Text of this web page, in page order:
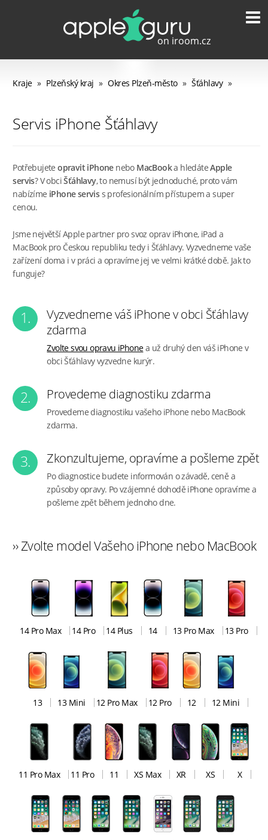
Kraje » Plzeňský kraj » Okres Plzeň-město » Šťáhlavy »
Servis iPhone Šťáhlavy
Potřebujeteopravit iPhonenebo MacBooka hledáteApple
servis? V obciŠťáhlavy, to nemusí být jednoduché, proto vám
nabízíme iPhone serviss profesionálním přístupem a super
cenou.
Jsme největší Apple partner pro svoz oprav iPhone, iPad a
MacBook pro Českou republiku tedy i Šťáhlavy. Vyzvedneme vaše
zařízení doma i v práci a opravíme jej ve velmi krátké době. Jak to
funguje?
1.
Vyzvedneme váš iPhone v obci Šťáhlavy
zdarma
Zvolte svou opravu iPhonea už druhý den váš iPhone v
obci Šťáhlavy vyzvedne kurýr.
2. Provedeme diagnostiku zdarma
Provedeme diagnostiku vašeho iPhone nebo MacBook
zdarma.
3. Zkonzultujeme, opravíme a pošleme zpět
Po diagnostice budete informován o závadě, ceně a
způsoby opravy. Po vzájemné dohodě iPhone opravíme a
pošleme zpět během jednoho dne.
›› Zvolte model Vašeho iPhone nebo MacBook
14 Pro Max 14 Pro 14 Plus 14 13 Pro Max 13 Pro
13 13 Mini 12 Pro Max 12 Pro 12 12 Mini
11 Pro Max 11 Pro 11 XS Max XR XS X